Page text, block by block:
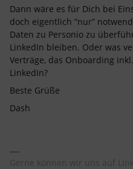
Dann wäre es für Dich bei
doch eigentlich “nur”
Daten zu Personio zu
LinkedIn bleiben. Oder was
Verträge, das Onboarding
LinkedIn?
Beste Grüße
Dash
Gerne können wir uns auf